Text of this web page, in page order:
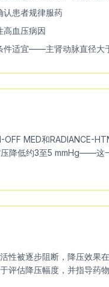
认患者规律服药
高血压病因
件适宜——主肾动脉直径大
OFF MED和RADIANCE-
降低约3至5 mmHg——这
性被逐步阻断，降压效果
评估降压幅度，并指导药物